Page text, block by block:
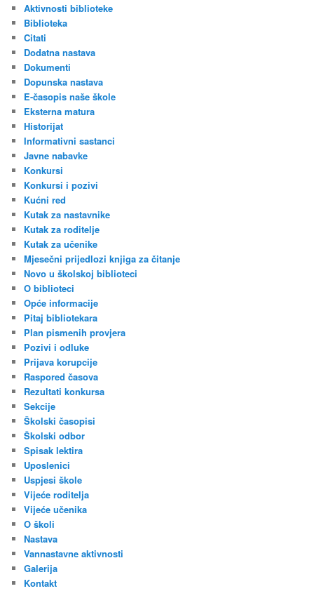
r
c
h
Aktivnosti biblioteke
Biblioteka
Citati
Dodatna nastava
Dokumenti
Dopunska nastava
E-časopis naše škole
Eksterna matura
Historijat
Informativni sastanci
Javne nabavke
Konkursi
Konkursi i pozivi
Kućni red
Kutak za nastavnike
Kutak za roditelje
Kutak za učenike
Mjesečni prijedlozi knjiga za čitanje
Novo u školskoj biblioteci
O biblioteci
Opće informacije
Pitaj bibliotekara
Plan pismenih provjera
Pozivi i odluke
Prijava korupcije
Raspored časova
Rezultati konkursa
Sekcije
Školski časopisi
Školski odbor
Spisak lektira
Uposlenici
Uspjesi škole
Vijeće roditelja
Vijeće učenika
O školi
Nastava
Vannastavne aktivnosti
Galerija
Kontakt